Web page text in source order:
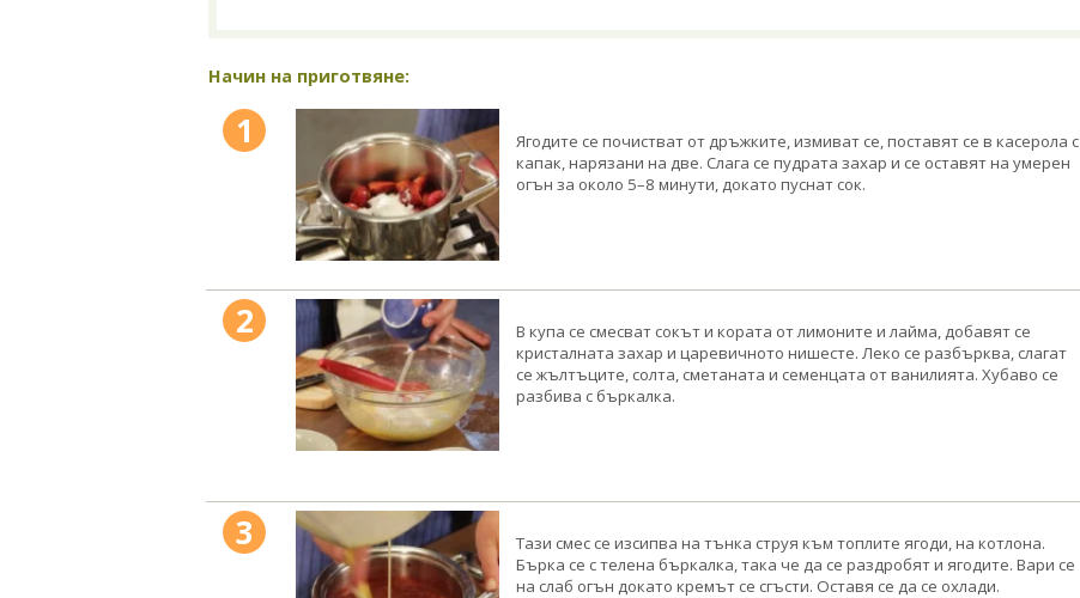
Начин на приготвяне:
1
Ягодите се почистват от дръжките, измиват се, поставят се в касерола с
капак, нарязани на две. Слага се пудрата захар и се оставят на умерен
огън за около 5–8 минути, докато пуснат сок.
2
В купа се смесват сокът и кората от лимоните и лайма, добавят се
кристалната захар и царевичното нишесте. Леко се разбърква, слагат
се жълтъците, солта, сметаната и семенцата от ванилията. Хубаво се
разбива с бъркалка.
3
Тази смес се изсипва на тънка струя към топлите ягоди, на котлона.
Бърка се с телена бъркалка, така че да се раздробят и ягодите. Вари се
на слаб огън докато кремът се сгъсти. Оставя се да се охлади.